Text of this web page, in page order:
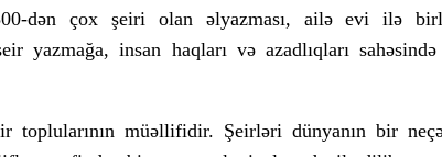
dən çox şeiri olan əlyazması, ailə evi ilə
yazmağa, insan haqları və azadlıqları
toplularının müəllifidir. Şeirləri dünyanın bir